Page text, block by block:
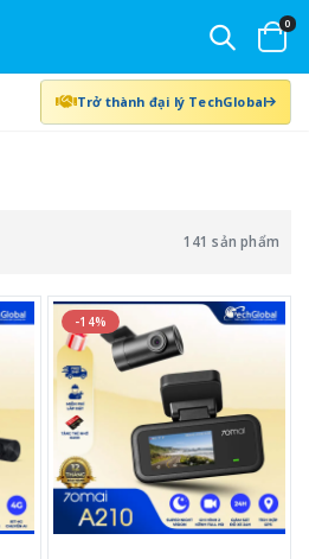
0
Trở thành đại lý TechGlobal
141 sản phẩm
-14%